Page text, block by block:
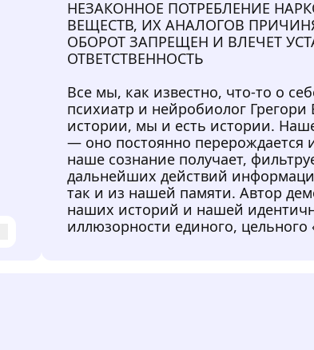
НЕЗАКОННОЕ ПОТРЕБЛЕНИЕ
ВЕЩЕСТВ, ИХ АНАЛОГОВ
ОБОРОТ ЗАПРЕЩЕН И ВЛЕЧЕТ
ОТВЕТСТВЕННОСТЬ
Все мы, как известно, что-то о
психиатр и нейробиолог
истории, мы и есть истории.
— оно постоянно перерождается
наше сознание получает,
дальнейших действий
так и из нашей памяти. Автор
наших историй и нашей
иллюзорности единого,